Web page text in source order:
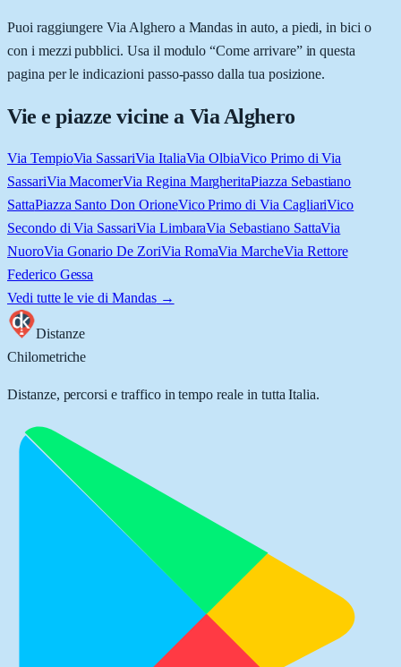
Puoi raggiungere Via Alghero a Mandas in auto, a piedi, in bici o
con i mezzi pubblici. Usa il modulo “Come arrivare” in questa
pagina per le indicazioni passo-passo dalla tua posizione.
Vie e piazze vicine a Via Alghero
Via TempioVia SassariVia ItaliaVia OlbiaVico Primo di Via
SassariVia MacomerVia Regina MargheritaPiazza Sebastiano
SattaPiazza Santo Don OrioneVico Primo di Via CagliariVico
Secondo di Via SassariVia LimbaraVia Sebastiano SattaVia
NuoroVia Gonario De ZoriVia RomaVia MarcheVia Rettore
Federico Gessa
Vedi tutte le vie di Mandas→
Distanze
Chilometriche
Distanze, percorsi e traffico in tempo reale in tutta Italia.